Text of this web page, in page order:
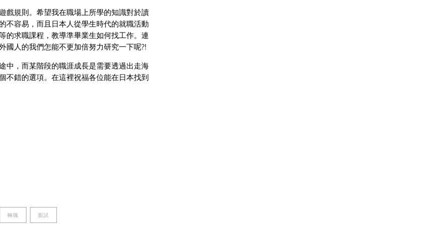
戲規則。希望我在職場上所學的知識對於讀
不容易，而且日本人從學生時代的就職活動
的求職課程，教導準畢業生如何找工作。連
國人的我們怎能不更加倍努力研究一下呢?!
中，而某階段的職涯成長是需要透過出走海
不錯的選項。在這裡祝福各位能在日本找到
轉職 面試